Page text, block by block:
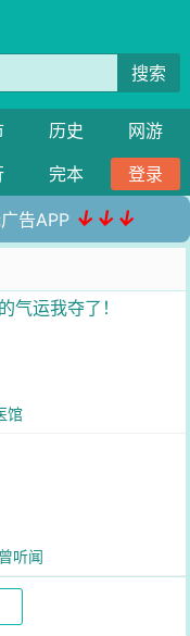
搜索
历史
网游
完本 登录
告APP ↓↓↓
气运我夺了！
馆
听闻